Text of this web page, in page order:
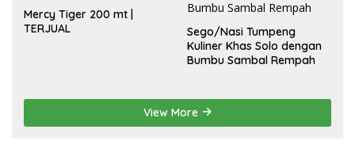
Mercy Tiger 200 mt |
TERJUAL
Sego/Nasi Tumpeng
Kuliner Khas Solo dengan
Bumbu Sambal Rempah
View More